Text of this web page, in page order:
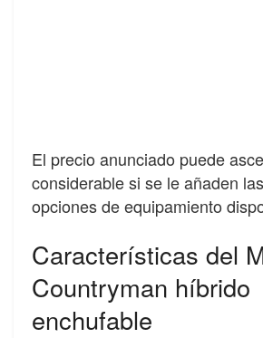
El precio anunciado puede
considerable si se le añaden
opciones de equipamiento
Características del
Countryman híbrido
enchufable